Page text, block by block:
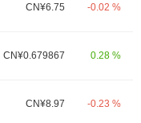
CN¥6.75 -0.02 %
CN¥0.679867 0.28 %
CN¥8.97 -0.23 %